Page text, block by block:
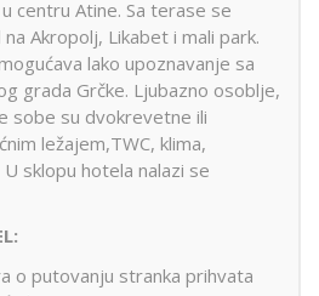
centru Atine. Sa terase se
Akropolj, Likabet i mali park.
lako upoznavanje sa
grada Grčke. Ljubazno osoblje,
sobe su dvokrevetne ili
ležajem,TWC, klima,
sklopu hotela nalazi se
o putovanju stranka prihvata